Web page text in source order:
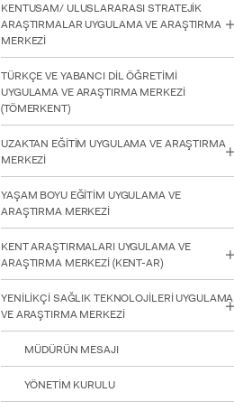
KENTUSAM/ ULUSLARARASI STRATEJİK
ARAŞTIRMALAR UYGULAMA VE ARAŞTIRMA
MERKEZİ
TÜRKÇE VE YABANCI DİL ÖĞRETİMİ
UYGULAMA VE ARAŞTIRMA MERKEZİ
(TÖMERKENT)
UZAKTAN EĞİTİM UYGULAMA VE ARAŞTIRMA
MERKEZİ
YAŞAM BOYU EĞİTİM UYGULAMA VE
ARAŞTIRMA MERKEZİ
KENT ARAŞTIRMALARI UYGULAMA VE
ARAŞTIRMA MERKEZİ (KENT-AR)
YENİLİKÇİ SAĞLIK TEKNOLOJİLERİ UYGULAMA
VE ARAŞTIRMA MERKEZİ
MÜDÜRÜN MESAJI
YÖNETİM KURULU